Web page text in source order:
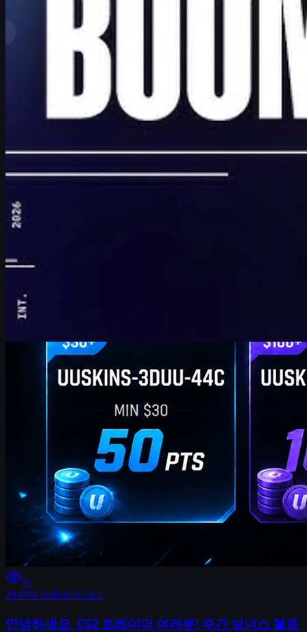
최고 순위
14
카운터 스트라이크 2
안녕하세요, CS2 트레이더 여러분! 주간 보너스 블로